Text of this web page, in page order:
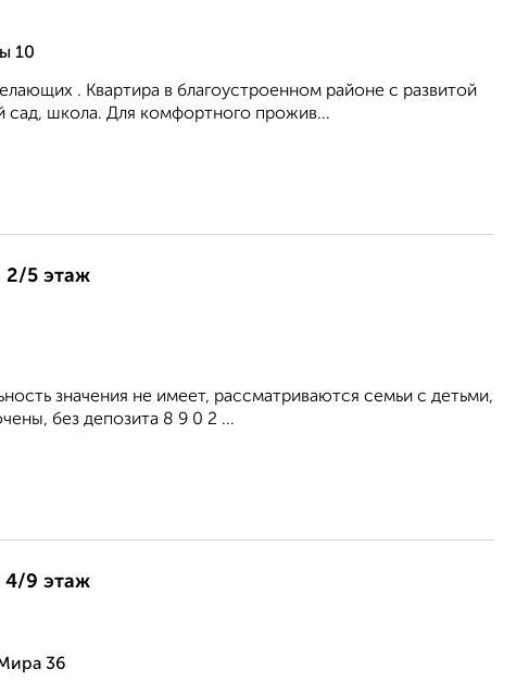
10
. Квартира в благоустроенном районе с развитой
сад, школа. Для комфортного прожив...
2/5 этаж
значения не имеет, рассматриваются семьи с детьми,
без депозита 8 9 0 2 ...
4/9 этаж
36